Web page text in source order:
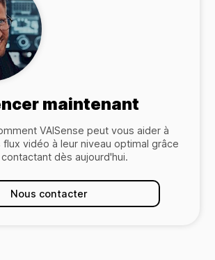
maintenant
VAISense peut vous aider à
flux vidéo à leur niveau optimal grâce
dès aujourd'hui.
Nous contacter